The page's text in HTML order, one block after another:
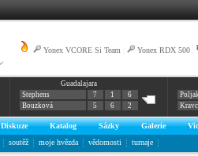
Yonex VCORE Si Team Yonex RDX 500
Guadalajara
Stephens
7 1
6
Bouzková
5 6 2
Diskuze Katalog Sázky Galerie
soutěž moje hvězda vědomosti turnaje